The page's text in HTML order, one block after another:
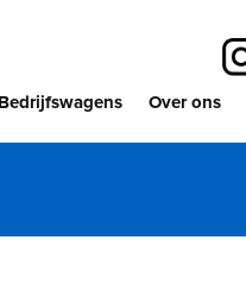
Bedrijfswagens Over ons